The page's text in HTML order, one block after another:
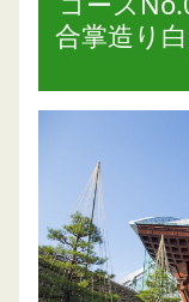
合掌造り